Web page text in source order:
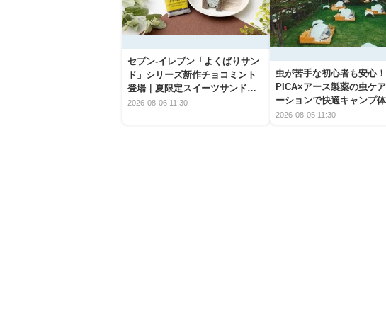
セブン‐イレブン「よくばりサン
ド」シリーズ新作チョコミント
登場｜夏限定スイーツサンドの
爽快な魅力
2026-08-06 11:30
虫が苦手な初心者も安心！
PICA×アース製薬の虫ケ
ーションで快適キャンプ
2026-08-05 11:30